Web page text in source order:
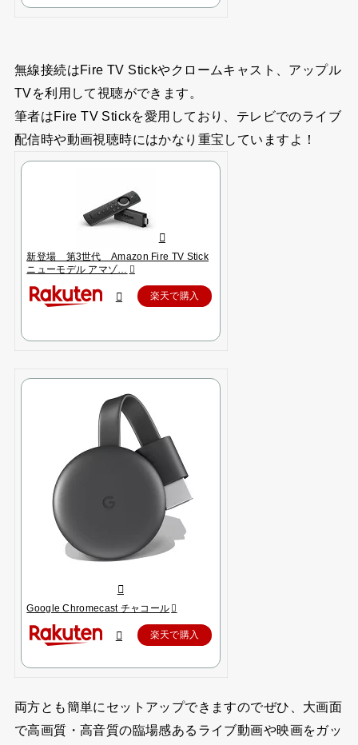
無線接続はFire TV Stickやクロームキャスト、アップル
TVを利用して視聴ができます。
筆者はFire TV Stickを愛用しており、テレビでのライブ
配信時や動画視聴時にはかなり重宝していますよ！
新登場 第3世代 Amazon Fire TV Stick
ニューモデル アマゾ…
楽天で購入
Google Chromecast チャコール
楽天で購入
両方とも簡単にセットアップできますのでぜひ、大画面
で高画質・高音質の臨場感あるライブ動画や映画をガッ